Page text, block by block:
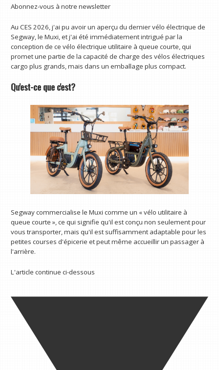
Abonnez-vous à notre newsletter
Au CES 2026, j'ai pu avoir un aperçu du dernier vélo électrique de
Segway, le Muxi, et j'ai été immédiatement intrigué par la
conception de ce vélo électrique utilitaire à queue courte, qui
promet une partie de la capacité de charge des vélos électriques
cargo plus grands, mais dans un emballage plus compact.
Qu'est-ce que c'est?
Segway commercialise le Muxi comme un « vélo utilitaire à
queue courte », ce qui signifie qu'il est conçu non seulement pour
vous transporter, mais qu'il est suffisamment adaptable pour les
petites courses d'épicerie et peut même accueillir un passager à
l'arrière.
L'article continue ci-dessous